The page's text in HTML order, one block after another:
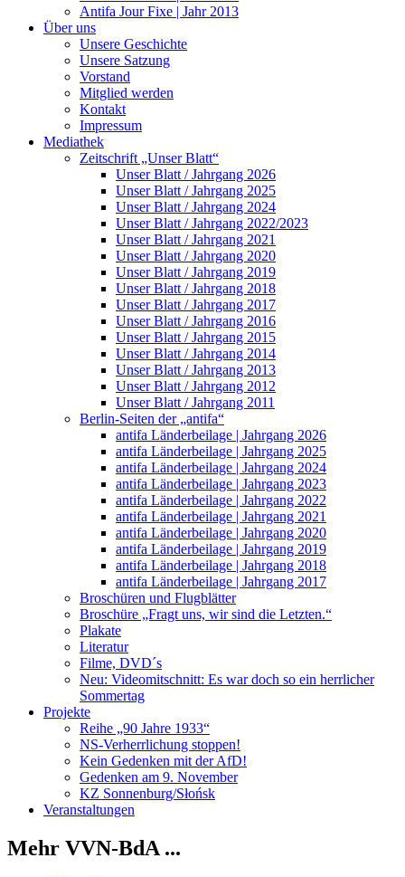
Antifa Jour Fixe | Jahr 2013
Über uns
Unsere Geschichte
Unsere Satzung
Vorstand
Mitglied werden
Kontakt
Impressum
Mediathek
Zeitschrift „Unser Blatt“
Unser Blatt / Jahrgang 2026
Unser Blatt / Jahrgang 2025
Unser Blatt / Jahrgang 2024
Unser Blatt / Jahrgang 2022/2023
Unser Blatt / Jahrgang 2021
Unser Blatt / Jahrgang 2020
Unser Blatt / Jahrgang 2019
Unser Blatt / Jahrgang 2018
Unser Blatt / Jahrgang 2017
Unser Blatt / Jahrgang 2016
Unser Blatt / Jahrgang 2015
Unser Blatt / Jahrgang 2014
Unser Blatt / Jahrgang 2013
Unser Blatt / Jahrgang 2012
Unser Blatt / Jahrgang 2011
Berlin-Seiten der „antifa“
antifa Länderbeilage | Jahrgang 2026
antifa Länderbeilage | Jahrgang 2025
antifa Länderbeilage | Jahrgang 2024
antifa Länderbeilage | Jahrgang 2023
antifa Länderbeilage | Jahrgang 2022
antifa Länderbeilage | Jahrgang 2021
antifa Länderbeilage | Jahrgang 2020
antifa Länderbeilage | Jahrgang 2019
antifa Länderbeilage | Jahrgang 2018
antifa Länderbeilage | Jahrgang 2017
Broschüren und Flugblätter
Broschüre „Fragt uns, wir sind die Letzten.“
Plakate
Literatur
Filme, DVD´s
Neu: Videomitschnitt: Es war doch so ein herrlicher
Sommertag
Projekte
Reihe „90 Jahre 1933“
NS-Verherrlichung stoppen!
Kein Gedenken mit der AfD!
Gedenken am 9. November
KZ Sonnenburg/Słońsk
Veranstaltungen
Mehr VVN-BdA ...